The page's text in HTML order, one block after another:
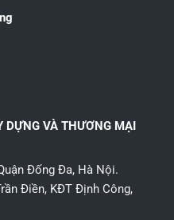
DỰNG VÀ THƯƠNG MẠI
Đống Đa, Hà Nội.
Điền, KĐT Định Công,